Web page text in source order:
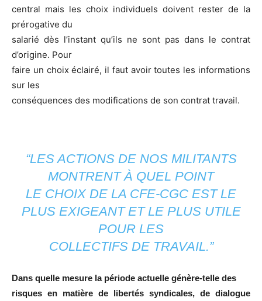
central mais les choix individuels doivent rester de la
prérogative du
salarié dès l’instant qu’ils ne sont pas dans le contrat
d’origine. Pour
faire un choix éclairé, il faut avoir toutes les informations
sur les
conséquences des modifications de son contrat travail.
“LES ACTIONS DE NOS MILITANTS
MONTRENT À QUEL POINT
LE CHOIX DE LA CFE-CGC EST LE
PLUS EXIGEANT ET LE PLUS UTILE
POUR LES
COLLECTIFS DE TRAVAIL.”
Dans quelle mesure la période actuelle génère-telle des
risques en matière de libertés syndicales, de dialogue